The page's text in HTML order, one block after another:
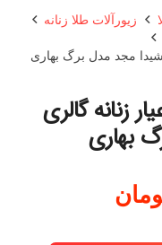
زیورآلات طلا زنانه
میخی طلا 18 عیار زنانه گالری
بهاری